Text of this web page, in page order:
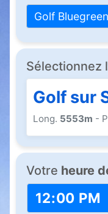
Golf
Sélectionnez
Golf sur
Long. 5553m -
Votre heure